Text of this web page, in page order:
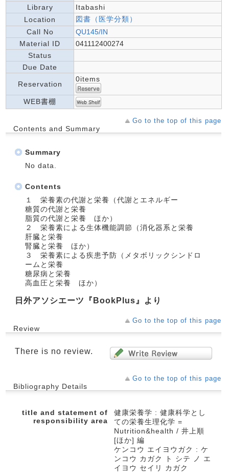
Library
Itabashi
Location
図書（医学分類）
Call No
QU145/IN
Material ID
041112400274
Status
Due Date
Reservation
0items
WEB書棚
Go to the top of this page
Contents and Summary
Summary
No data.
Contents
１ 栄養素の代謝と栄養（代謝とエネルギー
糖質の代謝と栄養
脂質の代謝と栄養 ほか）
２ 栄養素による生体機能調節（消化器系と栄養
肝臓と栄養
腎臓と栄養 ほか）
３ 栄養素による疾患予防（メタボリックシンドロ
ームと栄養
糖尿病と栄養
高血圧と栄養 ほか）
日外アソシエーツ『BookPlus』より
Go to the top of this page
Review
There is no review.
Go to the top of this page
Bibliography Details
title and statement of
responsibility area
健康栄養学 : 健康科学とし
ての栄養生理化学 =
Nutrition&health / 井上順
[ほか] 編
ケンコウ エイヨウガク : ケ
ンコウ カガク ト シテ ノ エ
イヨウ セイリ カガク